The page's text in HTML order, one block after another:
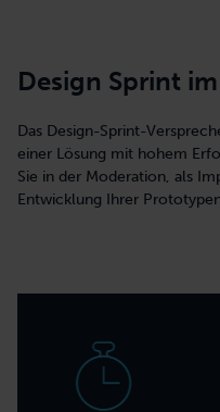
Design Sprint
Das Design-Sprint-
einer Lösung mit hohem
Sie in der Moderation, als
Entwicklung Ihrer